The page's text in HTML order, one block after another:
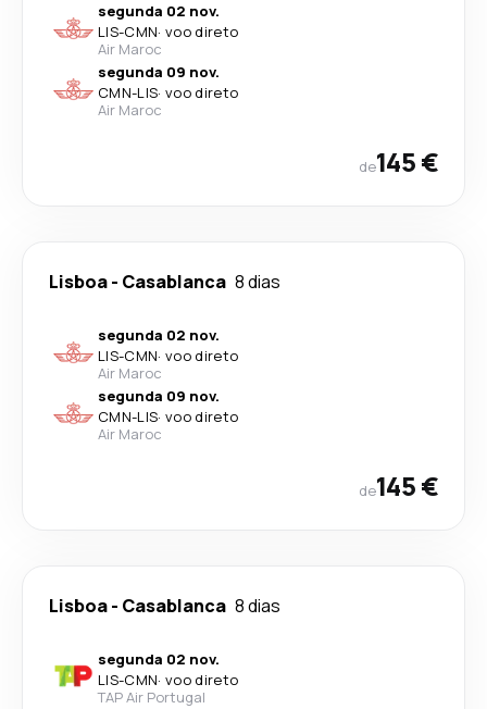
segunda 02 nov.
LIS-CMN· voo direto
Air Maroc
segunda 09 nov.
CMN-LIS· voo direto
Air Maroc
de145 €
Lisboa- Casablanca 8 dias
segunda 02 nov.
LIS-CMN· voo direto
Air Maroc
segunda 09 nov.
CMN-LIS· voo direto
Air Maroc
de145 €
Lisboa- Casablanca 8 dias
segunda 02 nov.
LIS-CMN· voo direto
TAP Air Portugal